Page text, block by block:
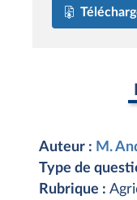
Auteur : M.
Type de
Rubrique :